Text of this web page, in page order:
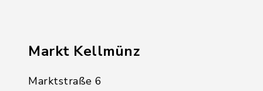
Markt Kellmünz
Marktstraße 6